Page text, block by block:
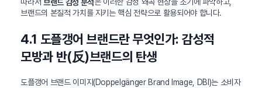
브랜드 감성 분석
브랜드의 본질적 가치를 지키는 핵심 전략으로 활용되어야 합니다.
4.1 도플갱어 브랜드란 무엇인가: 감성적
모방과 반(反)브랜드의 탄생
도플갱어 브랜드 이미지(Doppelgänger Brand Image, DBI)는 소비자